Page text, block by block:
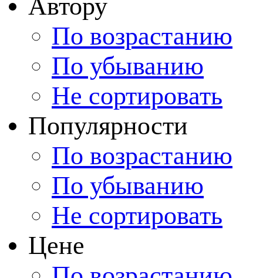
Автору
По возрастанию
По убыванию
Не сортировать
Популярности
По возрастанию
По убыванию
Не сортировать
Цене